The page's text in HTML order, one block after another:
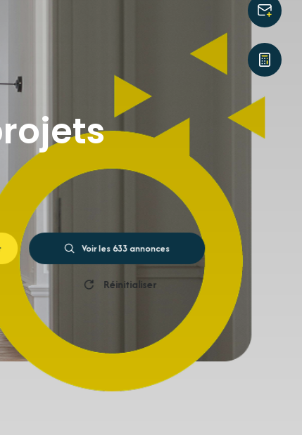
Voir les633annonces
Réinitialiser